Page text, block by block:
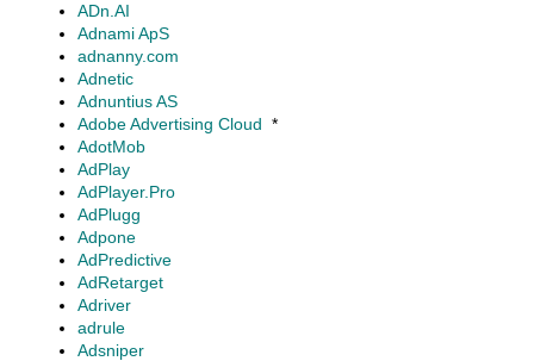
ADn.AI
Adnami ApS
adnanny.com
Adnetic
Adnuntius AS
Adobe Advertising Cloud *
AdotMob
AdPlay
AdPlayer.Pro
AdPlugg
Adpone
AdPredictive
AdRetarget
Adriver
adrule
Adsniper